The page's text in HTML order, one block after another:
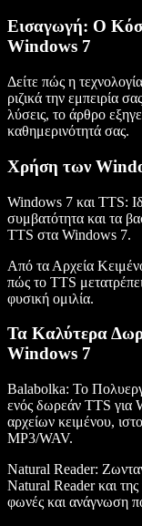
Εισαγωγή: Ο
Windows 7
Δείτε πώς η
ριζικά την εμπειρία
λύσεις, το άρθρο
καθημερινότητά σας.
Χρήση των
Windows 7 και TTS:
συμβατότητα και τα
TTS στα Windows 7.
Από τα Αρχεία
πώς το TTS
φυσική ομιλία.
Τα Καλύτερα
Windows 7
Balabolka: Το
ενός δωρεάν TTS για
αρχείων κειμένου,
MP3/WAV.
Natural Reader:
Natural Reader και της
φωνές και ανάγνωση